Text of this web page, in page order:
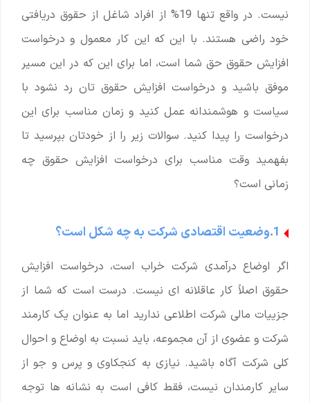
نیست. در واقع تنها 19% از افراد شاغل از حقوق دریافتی
خود راضی هستند. با این که این کار معمول و درخواست
افزایش حقوق حق شما است، اما برای این که در این مسیر
موفق باشید و درخواست افزایش حقوق تان رد نشود با
سیاست و هوشمندانه عمل کنید و زمان مناسب برای این
درخواست را پیدا کنید. سوالات زیر را از خودتان بپرسید تا
بفهمید وقت مناسب برای درخواست افزایش حقوق چه
زمانی است؟
1.وضعیت اقتصادی شرکت به چه شکل است؟
اگر اوضاع درآمدی شرکت خراب است، درخواست افزایش
حقوق اصلاً کار عاقلانه ای نیست. درست است که شما از
جزییات مالی شرکت اطلاعی ندارید اما به عنوان یک کارمند
شرکت و عضوی از آن مجموعه، باید نسبت به اوضاع و احوال
کلی شرکت آگاه باشید. نیازی به کنجکاوی و پرس و جو از
سایر کارمندان نیست، فقط کافی است به نشانه ها توجه